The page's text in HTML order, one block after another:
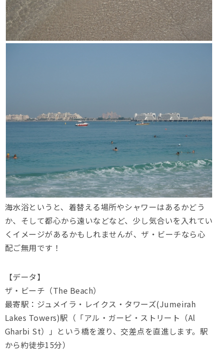
海水浴というと、着替える場所やシャワーはあるかどう
か、そして都心から遠いなどなど、少し気合いを入れてい
くイメージがあるかもしれませんが、ザ・ビーチなら心
配ご無用です！
【データ】
ザ・ビーチ（The Beach）
最寄駅：ジュメイラ・レイクス・タワーズ(Jumeirah
Lakes Towers)駅（「アル・ガービ・ストリート（Al
Gharbi St）」という橋を渡り、交差点を直進します。駅
から約徒歩15分）